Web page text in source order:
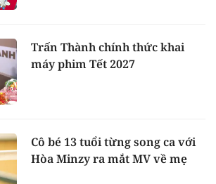
Trấn Thành chính thức khai
máy phim Tết 2027
Cô bé 13 tuổi từng song ca với
Hòa Minzy ra mắt MV về mẹ